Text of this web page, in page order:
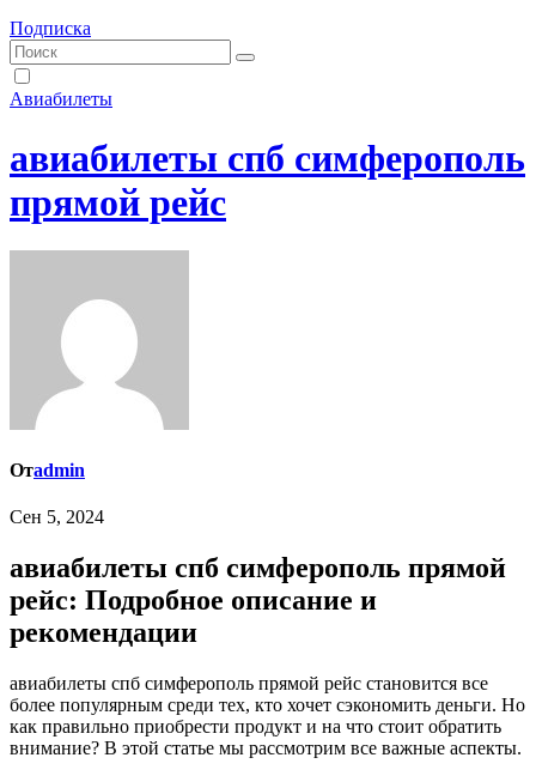
Подписка
Авиабилеты
авиабилеты спб симферополь
прямой рейс
Отadmin
Сен 5, 2024
авиабилеты спб симферополь прямой
рейс: Подробное описание и
рекомендации
авиабилеты спб симферополь прямой рейс становится все
более популярным среди тех, кто хочет сэкономить деньги. Но
как правильно приобрести продукт и на что стоит обратить
внимание? В этой статье мы рассмотрим все важные аспекты.